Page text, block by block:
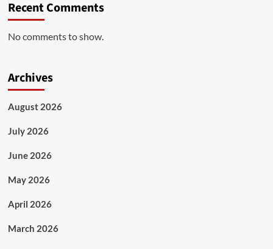
Recent Comments
No comments to show.
Archives
August 2026
July 2026
June 2026
May 2026
April 2026
March 2026